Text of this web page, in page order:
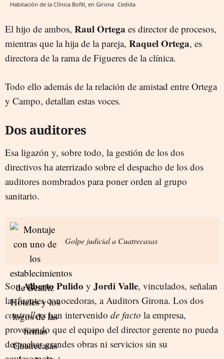
Habitación de la Clínica Bofill, en Girona Cedida
El hijo de ambos, Raul Ortega es director de procesos,
mientras que la hija de la pareja, Raquel Ortega, es
directora de la rama de Figueres de la clínica.
Todo ello además de la relación de amistad entre Ortega
y Campo, detallan estas voces.
Dos auditores
Esa ligazón y, sobre todo, la gestión de los dos
directivos ha aterrizado sobre el despacho de los dos
auditores nombrados para poner orden al grupo
sanitario.
Golpe judicial a Cuatrecasas
SonAlberto Pulido y Jordi Valle, vinculados, señalan
las fuentes conocedoras, a Auditors Girona. Los dos
controllershan intervenido de facto la empresa,
provocando que el equipo del director gerente no pueda
despachar grandes obras ni servicios sin su